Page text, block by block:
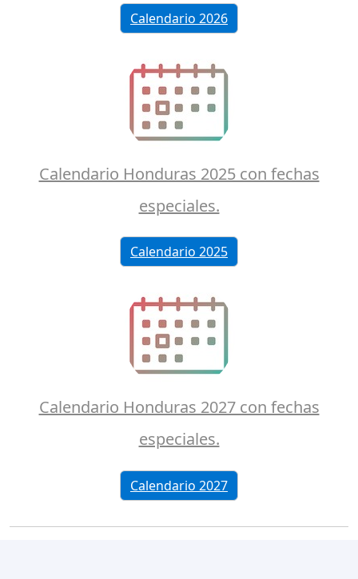
Calendario 2026
Calendario Honduras 2025 con fechas
especiales.
Calendario 2025
Calendario Honduras 2027 con fechas
especiales.
Calendario 2027